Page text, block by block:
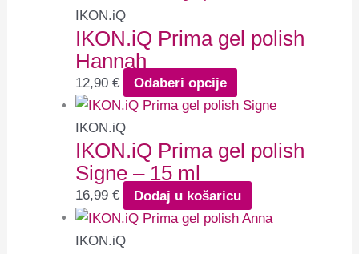
IKON.iQ
IKON.iQ Prima gel polish
Hannah
12,90€ Odaberi opcije
IKON.iQ
IKON.iQ Prima gel polish
Signe – 15 ml
16,99€ Dodaj u košaricu
IKON.iQ